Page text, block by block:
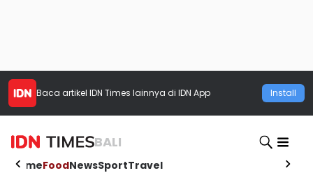
Baca artikel IDN Times lainnya di IDN App Install
BALI
HomeFoodNewsSportTravel